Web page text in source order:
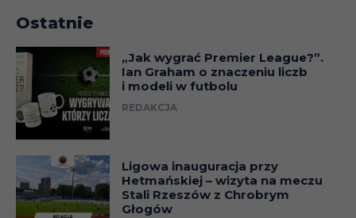
Ostatnie
„Jak wygrać Premier League?”.
Ian Graham o znaczeniu liczb
i modeli w futbolu
REDAKCJA
Ligowa inauguracja przy
Hetmańskiej – wizyta na meczu
Stali Rzeszów z Chrobrym
Głogów